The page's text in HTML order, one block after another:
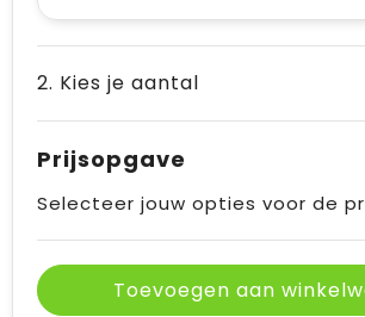
2. Kies je aantal
Prijsopgave
Selecteer jouw opties voor de
Toevoegen aan